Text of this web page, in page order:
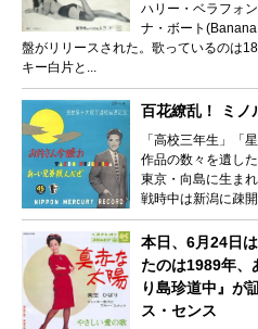
ハリー・ベラフォ
ナ・ボート
盤がリリースされた。歌っているのは
キー白片と...
百花繚乱！ ミノ
「高校三年生」「
作品の数々を遺し
東京・向島に生ま
戦時中は新潟に疎
本日、6月24日
たのは1989年、
り島珍道中』が
ス・センス